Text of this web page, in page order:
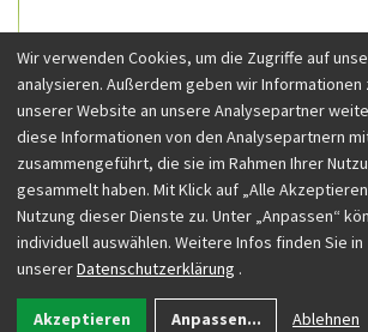
Besuchen Sie uns auf Facebook
Osteopathie Bonn Seminarorte Impressum
Wir verwenden Cookies, um die Zugriffe auf
analysieren. Außerdem geben wir Informationen
unserer Website an unsere Analysepartner
diese Informationen von den Analysepartnern
zusammengeführt, die sie im Rahmen Ihrer
gesammelt haben. Mit Klick auf „Alle
Nutzung dieser Dienste zu. Unter „Anpassen“
individuell auswählen. Weitere Infos finden Sie in
unsererDatenschutzerklärung .
Ablehnen
Akzeptieren Anpassen...